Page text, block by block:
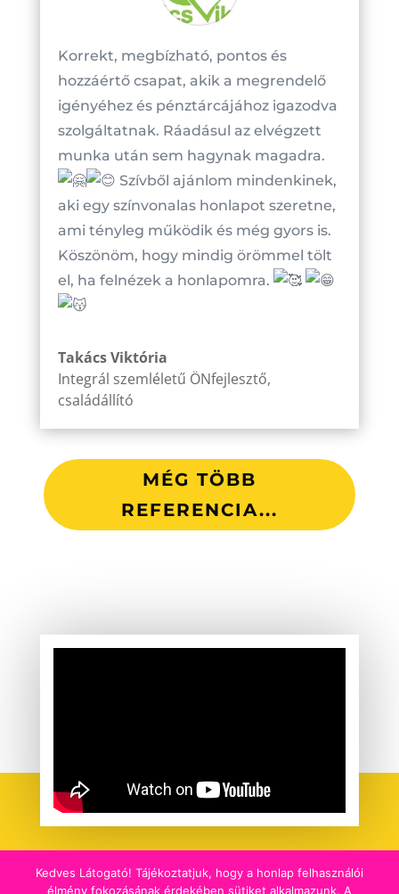
Korrekt, megbízható, pontos és
hozzáértő csapat, akik a megrendelő
igényéhez és pénztárcájához igazodva
szolgáltatnak. Ráadásul az elvégzett
munka után sem hagynak magadra.
Szívből ajánlom mindenkinek,
aki egy színvonalas honlapot szeretne,
ami tényleg működik és még gyors is.
Köszönöm, hogy mindig örömmel tölt
el, ha felnézek a honlapomra.
Takács Viktória
Integrál szemléletű ÖNfejlesztő,
családállító
MÉG TÖBB
REFERENCIA...
Kedves Látogató! Tájékoztatjuk, hogy a honlap felhasználói
élmény fokozásának érdekében sütiket alkalmazunk. A